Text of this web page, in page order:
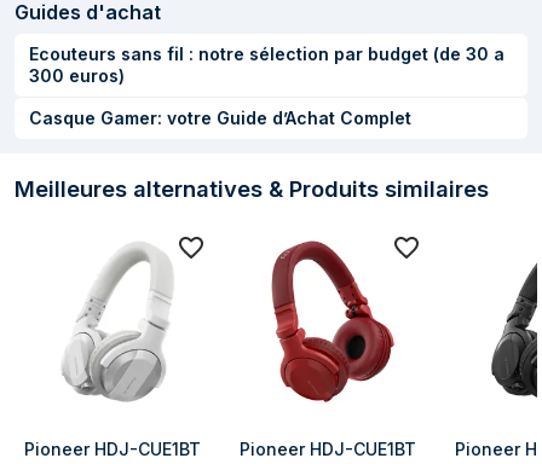
Guides d'achat
Ecouteurs sans fil : notre sélection par budget (de 30 a
300 euros)
Casque Gamer: votre Guide d’Achat Complet
Meilleures alternatives & Produits similaires
Pioneer HDJ-CUE1BT
Pioneer HDJ-CUE1BT
Pioneer